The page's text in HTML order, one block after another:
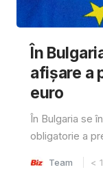
În
afișare a
euro
În Bulgaria se
obligatorie a
Team < 1